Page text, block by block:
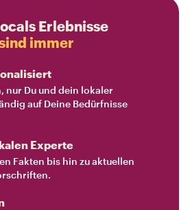
Erlebnisse
immer
nur Du und dein lokaler
auf Deine Bedürfnisse
Experte
Fakten bis hin zu aktuellen